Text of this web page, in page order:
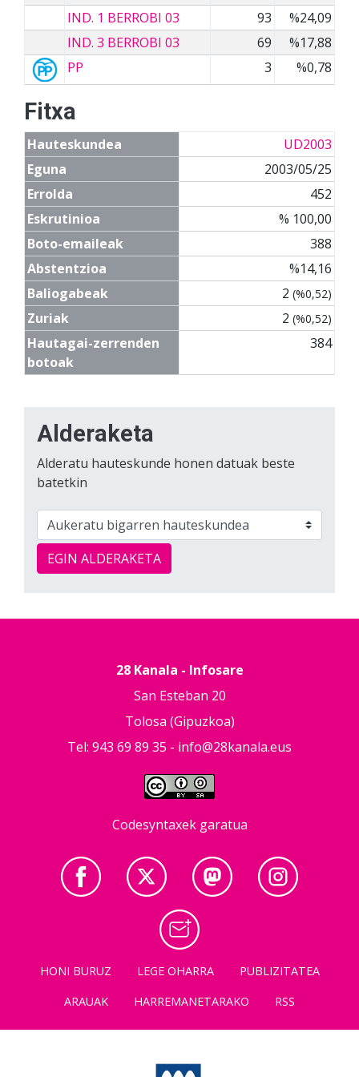
IND. 1 BERROBI 03
93
%24,09
IND. 3 BERROBI 03
69
%17,88
PP
3 %0,78
Fitxa
Hauteskundea
UD2003
Eguna
2003/05/25
Errolda
452
Eskrutinioa
% 100,00
Boto-emaileak
388
Abstentzioa
%14,16
Baliogabeak
2 (%0,52)
Zuriak 2 (%0,52)
Hautagai-zerrenden
botoak
384
Alderaketa
Alderatu hauteskunde honen datuak beste
batetkin
EGIN ALDERAKETA
28 Kanala - Infosare
San Esteban 20
Tolosa (Gipuzkoa)
Tel: 943 69 89 35 - info@28kanala.eus
Codesyntaxek garatua
HONI BURUZ LEGE OHARRA
PUBLIZITATEA
ARAUAK
HARREMANETARAKO RSS